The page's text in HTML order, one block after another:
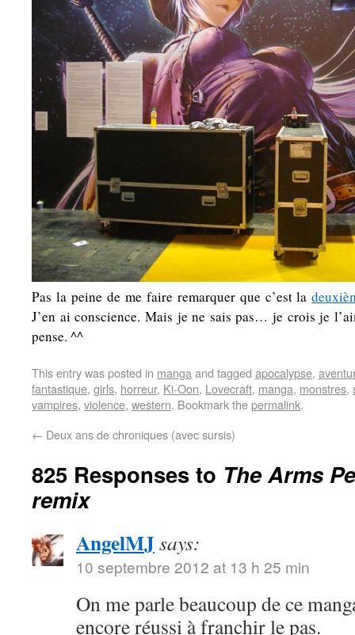
Pas la peine de me faire remarquer que c’est la
J’en ai conscience. Mais je ne sais pas… je crois je
pense. ^^
This entry was posted in manga and tagged apocalypse,
fantastique, girls, horreur, Ki-Oon, Lovecraft, manga, monstres,
vampires, violence, western. Bookmark thepermalink.
← Deux ans de chroniques (avec sursis)
825 Responses to The Arms
remix
AngelMJsays:
10 septembre 2012 at 13 h 25 min
On me parle beaucoup de ce
encore réussi à franchir le pas.